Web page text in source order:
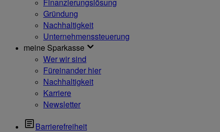
Gründung
Nachhaltigkeit
Unternehmenssteuerung
meine Sparkasse
Wer wir sind
Füreinander hier
Nachhaltigkeit
Karriere
Newsletter
Barrierefreiheit